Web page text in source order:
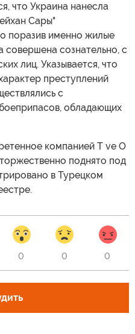
что Украина нанесла
Сары"
поразив именно жилые
совершена сознательно, с
лиц. Указывается, что
преступлений
с
обладающих
компанией T ve O
поднято под
в Турецком
0 0 0